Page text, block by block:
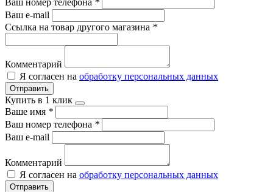
Ваш e-mail
Ссылка на товар другого магазина *
Комментарий
Я согласен на обработку персональных данных
Отправить
Купить в 1 клик
Ваше имя *
Ваш номер телефона *
Ваш e-mail
Комментарий
Я согласен на обработку персональных данных
Отправить